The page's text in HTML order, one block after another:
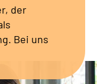
der
Bei uns